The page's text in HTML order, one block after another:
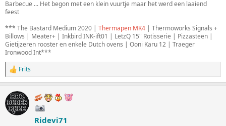
Barbecue ... Het begon met een klein vuurtje maar het werd een laaiend
feest
*** The Bastard Medium 2020 | Thermapen MK4 | Thermoworks Signals +
Billows | Meater+ | Inkbird INK-ift01 | LetzQ 15" Rotisserie | Pizzasteen |
Gietijzeren rooster en enkele Dutch ovens | Ooni Karu 12 | Traeger
Ironwood Int***
W
a
r
d
e
Frits
Ridevi71